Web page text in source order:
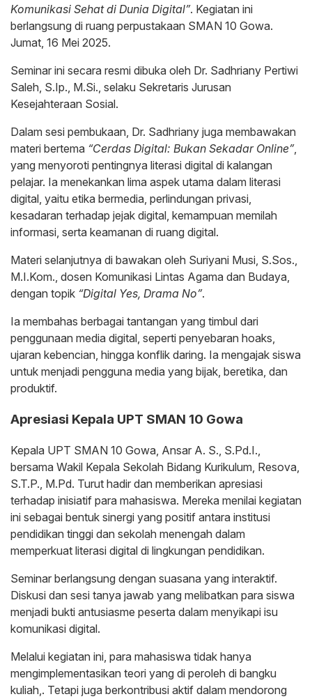
Komunikasi Sehat di Dunia Digital”. Kegiatan ini
berlangsung di ruang perpustakaan SMAN 10 Gowa.
Jumat, 16 Mei 2025.
Seminar ini secara resmi dibuka oleh Dr. Sadhriany Pertiwi
Saleh, S.Ip., M.Si., selaku Sekretaris Jurusan
Kesejahteraan Sosial.
Dalam sesi pembukaan, Dr. Sadhriany juga membawakan
materi bertema “Cerdas Digital: Bukan Sekadar Online”,
yang menyoroti pentingnya literasi digital di kalangan
pelajar. Ia menekankan lima aspek utama dalam literasi
digital, yaitu etika bermedia, perlindungan privasi,
kesadaran terhadap jejak digital, kemampuan memilah
informasi, serta keamanan di ruang digital.
Materi selanjutnya di bawakan oleh Suriyani Musi, S.Sos.,
M.I.Kom., dosen Komunikasi Lintas Agama dan Budaya,
dengan topik “Digital Yes, Drama No”.
Ia membahas berbagai tantangan yang timbul dari
penggunaan media digital, seperti penyebaran hoaks,
ujaran kebencian, hingga konflik daring. Ia mengajak siswa
untuk menjadi pengguna media yang bijak, beretika, dan
produktif.
Apresiasi Kepala UPT SMAN 10 Gowa
Kepala UPT SMAN 10 Gowa, Ansar A. S., S.Pd.I.,
bersama Wakil Kepala Sekolah Bidang Kurikulum, Resova,
S.T.P., M.Pd. Turut hadir dan memberikan apresiasi
terhadap inisiatif para mahasiswa. Mereka menilai kegiatan
ini sebagai bentuk sinergi yang positif antara institusi
pendidikan tinggi dan sekolah menengah dalam
memperkuat literasi digital di lingkungan pendidikan.
Seminar berlangsung dengan suasana yang interaktif.
Diskusi dan sesi tanya jawab yang melibatkan para siswa
menjadi bukti antusiasme peserta dalam menyikapi isu
komunikasi digital.
Melalui kegiatan ini, para mahasiswa tidak hanya
mengimplementasikan teori yang di peroleh di bangku
kuliah,. Tetapi juga berkontribusi aktif dalam mendorong